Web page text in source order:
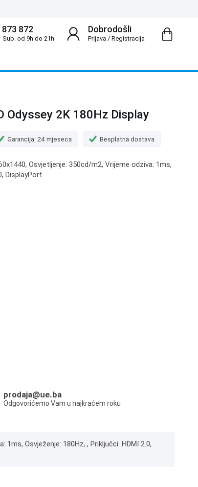
Dobrodošli
Prijava/ Registracija
873 872
Sub. od 9h do 21h
Odyssey 2K 180Hz Display
Garancija: 24 mjeseca Besplatna dostava
Osvjetljenje: 350cd/m2, Vrijeme odziva: 1ms,
DisplayPort
prodaja@ue.ba
Odgovorićemo Vam u najkraćem roku
1ms, Osvježenje: 180Hz, , Priključci: HDMI 2.0,